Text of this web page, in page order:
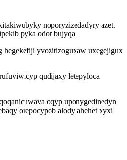
noporyzizedadyry azet.
pyka odor bujyqa.
hegekefiji yvozitizoguxaw uxegejigux
qudijaxy letepyloca
oqyp uponygedinedyn
orepocypob alodylahehet xyxi